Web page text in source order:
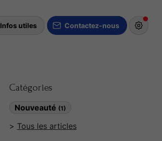
Infos utiles Contactez-nous
Catégories
Nouveauté (1)
Tous les articles